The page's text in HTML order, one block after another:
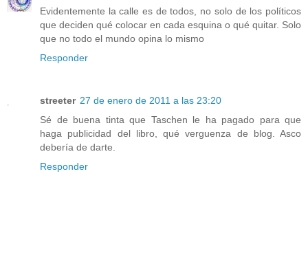
Evidentemente la calle es de todos, no solo de los políticos
que deciden qué colocar en cada esquina o qué quitar. Solo
que no todo el mundo opina lo mismo
Responder
streeter 27 de enero de 2011 a las 23:20
Sé de buena tinta que Taschen le ha pagado para que
haga publicidad del libro, qué verguenza de blog. Asco
debería de darte.
Responder